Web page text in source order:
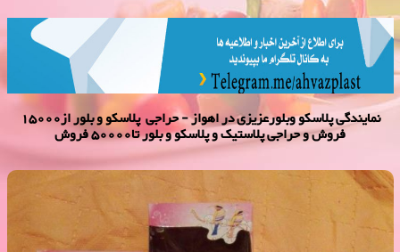
نمایندگی پلاسكو وبلورعزیزی در اهواز - حراجی پلاسکو و بلور از15000
فروش و حراجی پلاستیک و پلاسکو و بلور تا50000 فروش